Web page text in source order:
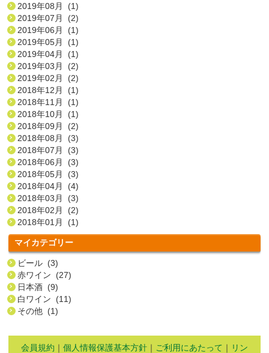
2019年08月 (1)
2019年07月 (2)
2019年06月 (1)
2019年05月 (1)
2019年04月 (1)
2019年03月 (2)
2019年02月 (2)
2018年12月 (1)
2018年11月 (1)
2018年10月 (1)
2018年09月 (2)
2018年08月 (3)
2018年07月 (3)
2018年06月 (3)
2018年05月 (3)
2018年04月 (4)
2018年03月 (3)
2018年02月 (2)
2018年01月 (1)
マイカテゴリー
ビール (3)
赤ワイン (27)
日本酒 (9)
白ワイン (11)
その他 (1)
会員規約 ｜ 個人情報保護基本方針 ｜ ご利用にあたって ｜ リン